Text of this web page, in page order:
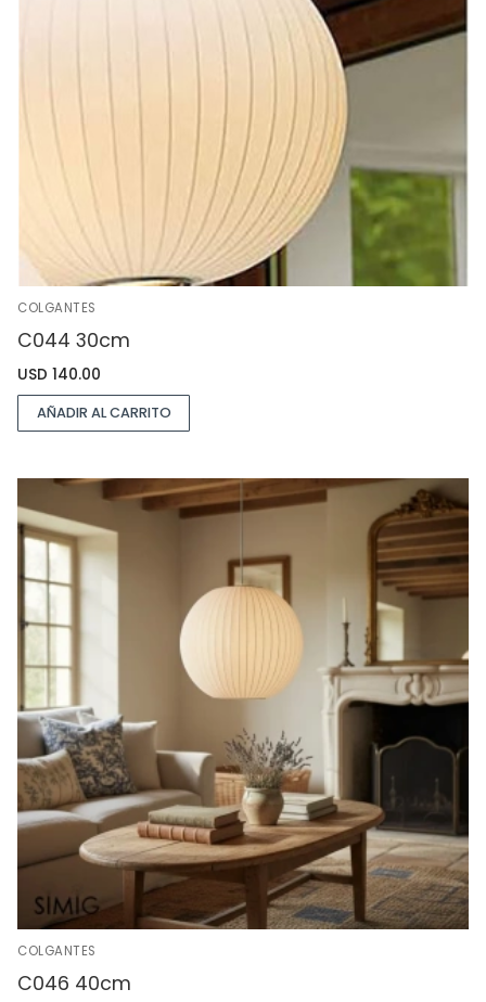
COLGANTES
C044 30cm
USD 140.00
AÑADIR AL CARRITO
COLGANTES
C046 40cm